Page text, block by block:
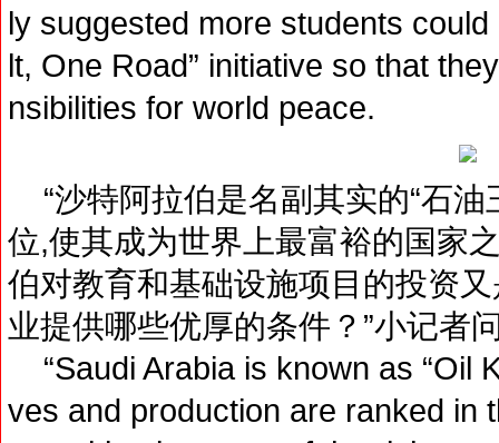
ly suggested more students
lt, One Road” initiative so that
nsibilities for world peace.
“沙特阿拉伯是名副其实的“石油
位,使其成为世界上最富裕的国家
伯对教育和基础设施项目的投资
业提供哪些优厚的条件？”小记者
“Saudi Arabia is known as “Oil
ves and production are ranked in